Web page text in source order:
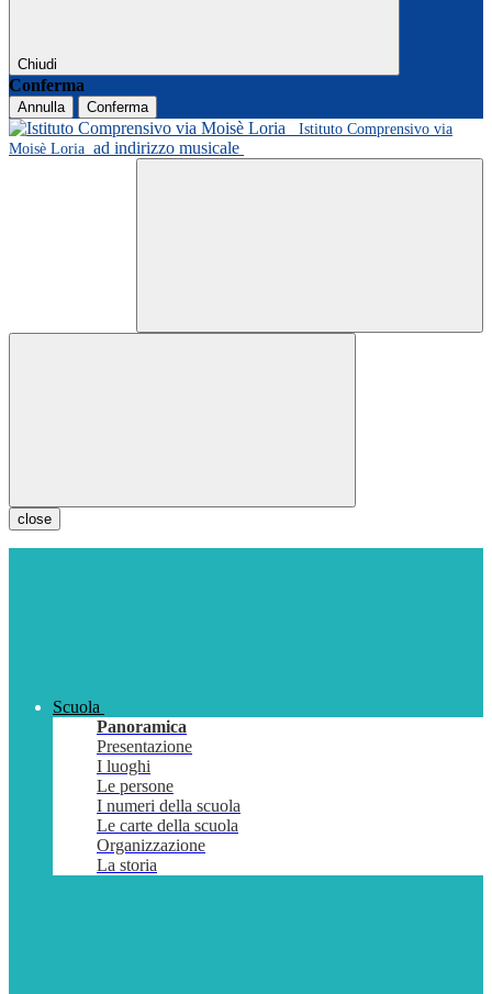
Chiudi
Conferma
Annulla
Conferma
Istituto Comprensivo via
Moisè Loria ad indirizzo musicale
close
Scuola
Panoramica
Presentazione
I luoghi
Le persone
I numeri della scuola
Le carte della scuola
Organizzazione
La storia